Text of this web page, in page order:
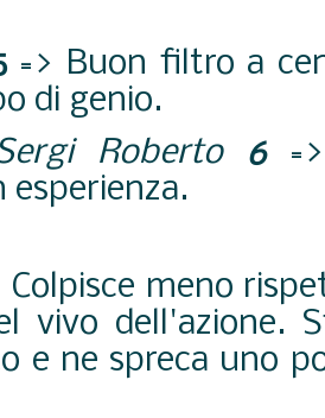
=> Buon filtro a
di genio.
Roberto 6=>
esperienza.
Colpisce meno
vivo dell'azione.
e ne spreca uno